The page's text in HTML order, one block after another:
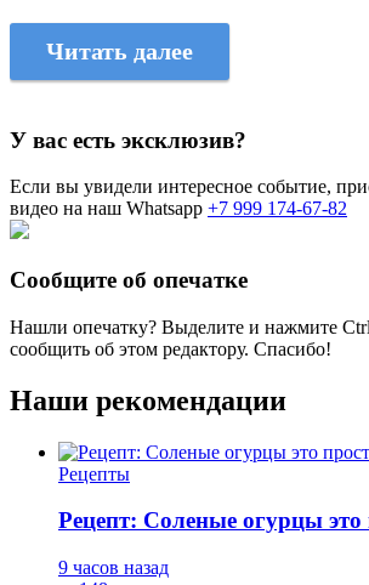
Читать далее
У вас есть эксклюзив?
Если вы увидели интересное событие,
видео на наш Whatsapp +7 999 174-67-82
Сообщите об опечатке
Нашли опечатку? Выделите и нажмите
сообщить об этом редактору. Спасибо!
Наши рекомендации
Рецепты
Рецепт: Соленые огурцы это
9 часов назад